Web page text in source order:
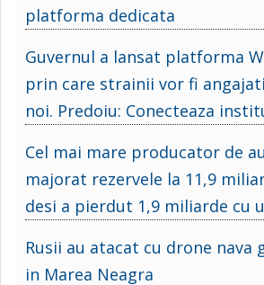
platforma dedicata
Guvernul a lansat platforma
prin care strainii vor fi
noi. Predoiu: Conecteaza
Cel mai mare producator de
majorat rezervele la 11,9
desi a pierdut 1,9 miliarde cu
Rusii au atacat cu drone nava
in Marea Neagra